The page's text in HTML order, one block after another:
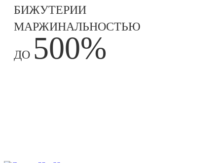
БИЖУТЕРИИ
МАРЖИНАЛЬНОСТЬЮ
ДО 500%